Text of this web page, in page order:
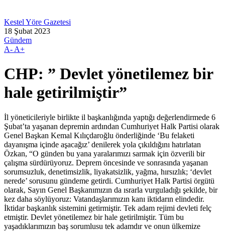
Kestel Yöre Gazetesi
18 Şubat 2023
Gündem
A- A+
CHP: ” Devlet yönetilemez bir
hale getirilmiştir”
İl yöneticileriyle birlikte il başkanlığında yaptığı değerlendirmede 6
Şubat’ta yaşanan depremin ardından Cumhuriyet Halk Partisi olarak
Genel Başkan Kemal Kılıçdaroğlu önderliğinde ‘Bu felaketi
dayanışma içinde aşacağız’ denilerek yola çıkıldığını hatırlatan
Özkan, “O günden bu yana yaralarımızı sarmak için özverili bir
çalışma sürdürüyoruz. Deprem öncesinde ve sonrasında yaşanan
sorumsuzluk, denetimsizlik, liyakatsizlik, yağma, hırsızlık; ‘devlet
nerede’ sorusunu gündeme getirdi. Cumhuriyet Halk Partisi örgütü
olarak, Sayın Genel Başkanımızın da ısrarla vurguladığı şekilde, bir
kez daha söylüyoruz: Vatandaşlarımızın kanı iktidarın elindedir.
İktidar başkanlık sistemini getirmiştir. Tek adam rejimi devleti felç
etmiştir. Devlet yönetilemez bir hale getirilmiştir. Tüm bu
yaşadıklarımızın baş sorumlusu tek adamdır ve onun ülkemize